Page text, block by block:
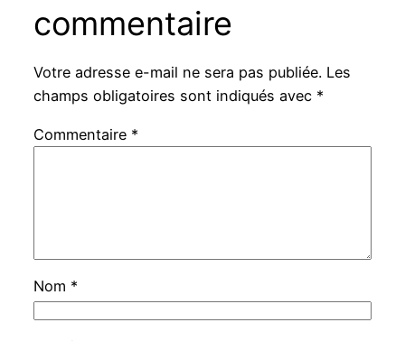
commentaire
Votre adresse e-mail ne sera pas publiée. Les
champs obligatoires sont indiqués avec *
Commentaire *
Nom *